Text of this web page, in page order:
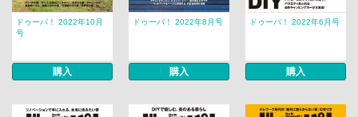
ドゥーパ！ 2022年10月
号
購入
ドゥーパ！ 2022年8月号
購入
ドゥーパ！ 2022年6月号
購入